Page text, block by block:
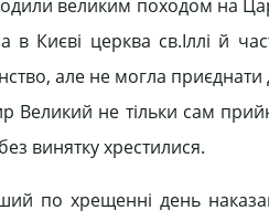
великим походом на
в Києві церква св.Іллі й
але не могла
Великий не тільки сам
винятку хрестилися.
по хрещенні день